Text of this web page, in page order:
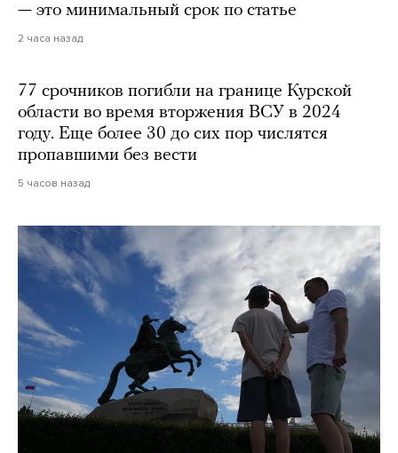
— это минимальный срок по статье
2 часа назад
77 срочников погибли на границе Курской
области во время вторжения ВСУ в 2024
году. Еще более 30 до сих пор числятся
пропавшими без вести
5 часов назад